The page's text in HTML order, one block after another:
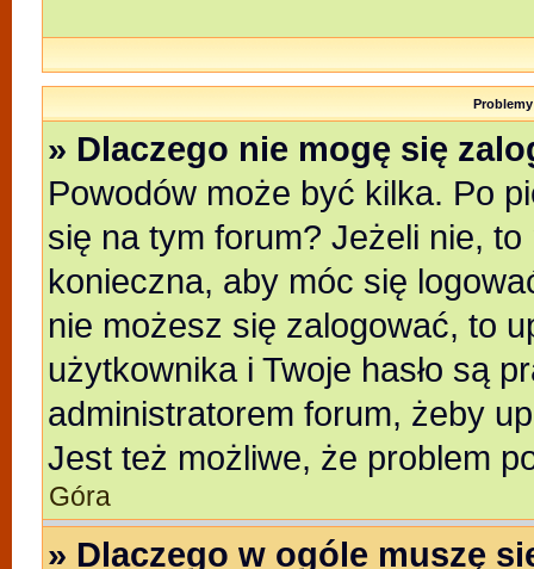
» Dlaczego nie mogę się
Powodów może być kilka. Po
się na tym forum? Jeżeli nie,
konieczna, aby móc się
nie możesz się zalogować, to
użytkownika i Twoje hasło są
administratorem forum, żeby
Jest też możliwe, że problem
Góra
» Dlaczego w ogóle muszę